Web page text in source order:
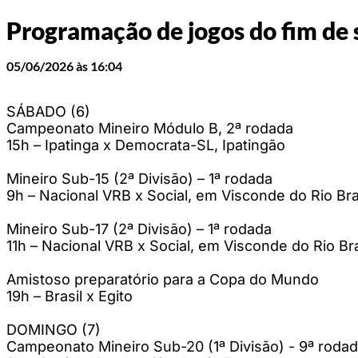
Programação de jogos do fim de
05/06/2026 às 16:04
SÁBADO (6)
Campeonato Mineiro Módulo B, 2ª rodada
15h – Ipatinga x Democrata-SL, Ipatingão
Mineiro Sub-15 (2ª Divisão) – 1ª rodada
9h – Nacional VRB x Social, em Visconde do Rio
Mineiro Sub-17 (2ª Divisão) – 1ª rodada
11h – Nacional VRB x Social, em Visconde do Rio
Amistoso preparatório para a Copa do Mundo
19h – Brasil x Egito
DOMINGO (7)
Campeonato Mineiro Sub-20 (1ª Divisão) - 9ª